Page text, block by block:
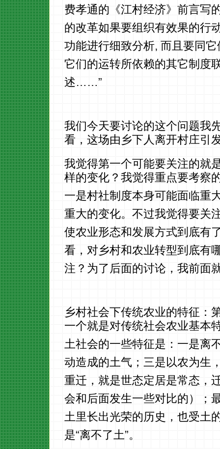
费孝通的《江村经济》前言写
的改革如果要组织有效果的行
功能进行细致分析, 而且要同
它们的运转所依赖的其它制度
述……”
我们今天要讨论的这个问题我
看，这场由乡下人离开村庄引
我觉得第一个可能要关注的就
样的变化？我觉得重点要考察
一是村社制度本身可能面临重
重大的变化。不过我觉得要关
使农业形态和发展方式到底有
看，对乡村和农业转型到底有
注？为了后面的讨论，我前面
乡村社会下传统农业的特征：
一个就是对传统社会农业基本
土社会的一些特征是：一是离
动造成的土气；三是以农为生
重迁，就是世态定居是常态，
会和后面发生一些对比的）；
土里长出光荣的历史，也受土
是“离不了土”。